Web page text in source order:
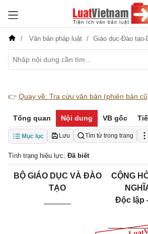
Văn bản pháp luật Giáo dục-Đào tạo-
👉 Quay về: Tra cứu văn bản (phiên bản
Tổng quan Nội dung VB gốc
Mục lục Lưu Tìm từ trong trang
Tình trạng hiệu lực: Đã biết
BỘ GIÁO DỤC VÀ ĐÀO
TẠO
CỘNG
Độc lập